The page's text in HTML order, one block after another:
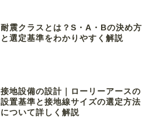
耐震クラスとは？S・A・Bの決め方
と選定基準をわかりやすく解説
接地設備の設計｜ローリーアースの
設置基準と接地線サイズの選定方法
について詳しく解説